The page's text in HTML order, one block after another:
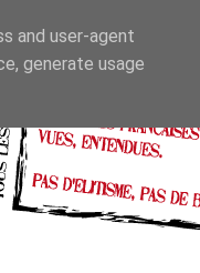
and user-agent
generate usage